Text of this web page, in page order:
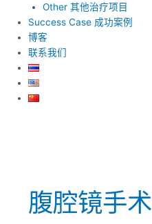
Other 其他治疗项目
Success Case 成功案例
博客
联系我们
腹腔镜手术